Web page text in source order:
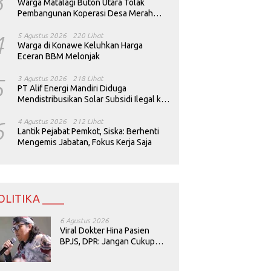
Warga Matalagi Buton Utara Tolak
Pembangunan Koperasi Desa Merah
5 Agustus 2026 220 Lihat
Warga di Konawe Keluhkan Harga
Eceran BBM Melonjak
3 Agustus 2026 218 Lihat
PT Alif Energi Mandiri Diduga
Mendistribusikan Solar Subsidi Ilegal ke
4 Agustus 2026 212 Lihat
Lantik Pejabat Pemkot, Siska: Berhenti
Mengemis Jabatan, Fokus Kerja Saja
____
6 Agustus 2026
Viral Dokter Hina Pasien
BPJS, DPR: Jangan Cukup